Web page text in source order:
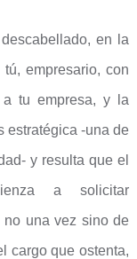
en la
empresario, con
a tu empresa, y la
estratégica -una de
y resulta que el
a solicitar
no una vez sino de
cargo que ostenta,